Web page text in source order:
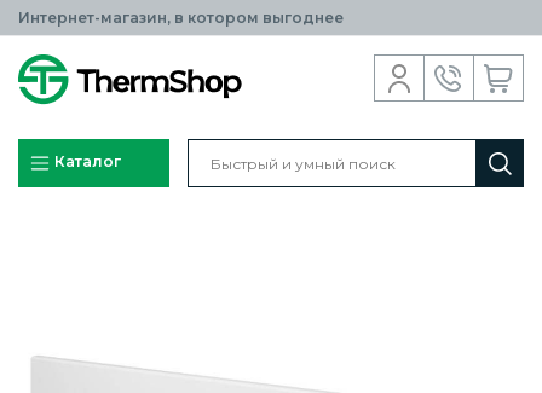
Интернет-магазин, в котором выгоднее
Каталог